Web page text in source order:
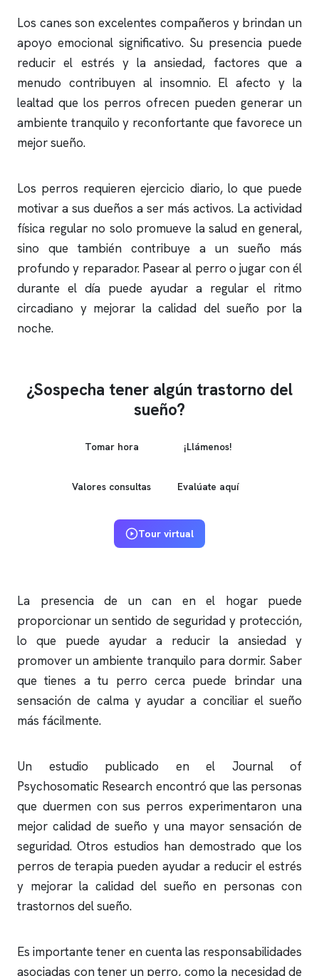
Los canes son excelentes compañeros y brindan un
apoyo emocional significativo. Su presencia puede
reducir el estrés y la ansiedad, factores que a
menudo contribuyen al insomnio. El afecto y la
lealtad que los perros ofrecen pueden generar un
ambiente tranquilo y reconfortante que favorece un
mejor sueño.
Los perros requieren ejercicio diario, lo que puede
motivar a sus dueños a ser más activos. La actividad
física regular no solo promueve la salud en general,
sino que también contribuye a un sueño más
profundo y reparador. Pasear al perro o jugar con él
durante el día puede ayudar a regular el ritmo
circadiano y mejorar la calidad del sueño por la
noche.
¿Sospecha tener algún trastorno del
sueño?
Tomar hora ¡Llámenos!
Valores consultas Evalúate aquí
Tour virtual
La presencia de un can en el hogar puede
proporcionar un sentido de seguridad y protección,
lo que puede ayudar a reducir la ansiedad y
promover un ambiente tranquilo para dormir. Saber
que tienes a tu perro cerca puede brindar una
sensación de calma y ayudar a conciliar el sueño
más fácilmente.
Un estudio publicado en el Journal of
Psychosomatic Research encontró que las personas
que duermen con sus perros experimentaron una
mejor calidad de sueño y una mayor sensación de
seguridad. Otros estudios han demostrado que los
perros de terapia pueden ayudar a reducir el estrés
y mejorar la calidad del sueño en personas con
trastornos del sueño.
Es importante tener en cuenta las responsabilidades
asociadas con tener un perro, como la necesidad de